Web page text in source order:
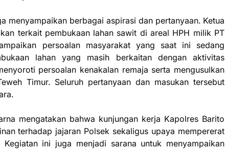
menyampaikan berbagai aspirasi dan pertanyaan. Ketua
terkait pembukaan lahan sawit di areal HPH milik PT
persoalan masyarakat yang saat ini sedang
lahan yang masih berkaitan dengan aktivitas
persoalan kenakalan remaja serta mengusulkan
Timur. Seluruh pertanyaan dan masukan tersebut
mengatakan bahwa kunjungan kerja Kapolres Barito
terhadap jajaran Polsek sekaligus upaya mempererat
ini juga menjadi sarana untuk menyampaikan